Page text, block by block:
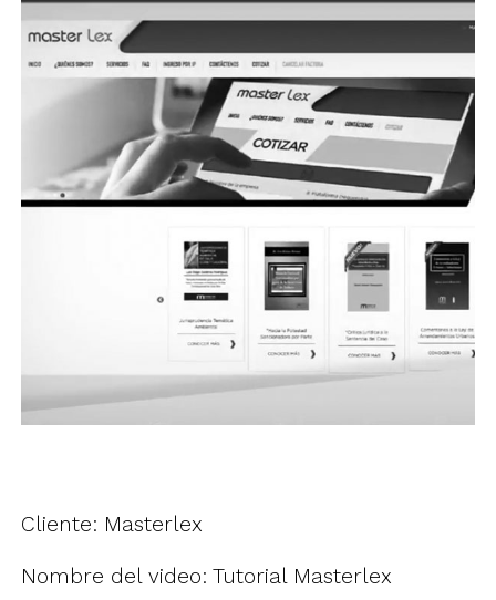
Cliente: Masterlex
Nombre del video: Tutorial Masterlex